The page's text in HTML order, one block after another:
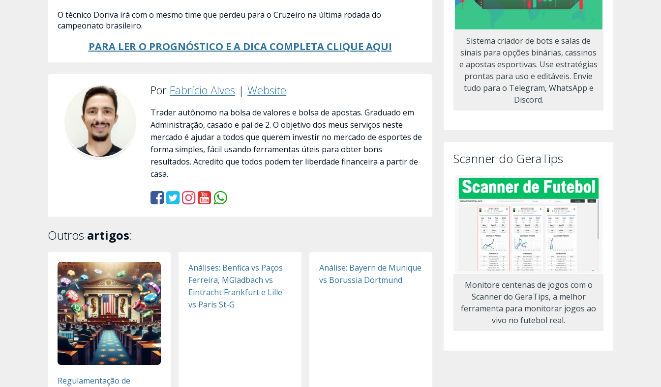
O técnico Doriva irá com o mesmo time que perdeu para o Cruzeiro na última rodada do
campeonato brasileiro.
PARA LER O PROGNÓSTICO E A DICA COMPLETA CLIQUE AQUI
Por Fabrício Alves |Website
Trader autônomo na bolsa de valores e bolsa de apostas. Graduado em
Administração, casado e pai de 2. O objetivo dos meus serviços neste
mercado é ajudar a todos que querem investir no mercado de esportes de
forma simples, fácil usando ferramentas úteis para obter bons
resultados. Acredito que todos podem ter liberdade financeira a partir de
casa.
Outros artigos:
Regulamentação de
Análises: Benfica vs Paços
Ferreira, MGladbach vs
Eintracht Frankfurt e Lille
vs Paris St-G
Análise: Bayern de Munique
vs Borussia Dortmund
Sistema criador de bots e salas de
sinais para opções binárias, cassinos
e apostas esportivas. Use estratégias
prontas para uso e editáveis. Envie
tudo para o Telegram, WhatsApp e
Discord.
Scanner do GeraTips
Monitore centenas de jogos com o
Scanner do GeraTips, a melhor
ferramenta para monitorar jogos ao
vivo no futebol real.